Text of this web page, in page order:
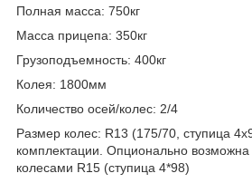
Полная масса: 750кг
Масса прицепа: 350кг
Грузоподъемность: 400кг
Колея: 1800мм
Количество осей/колес: 2/4
Размер колес: R13 (175/70, ступица
комплектации. Опционально возможна
колесами R15 (ступица 4*98)